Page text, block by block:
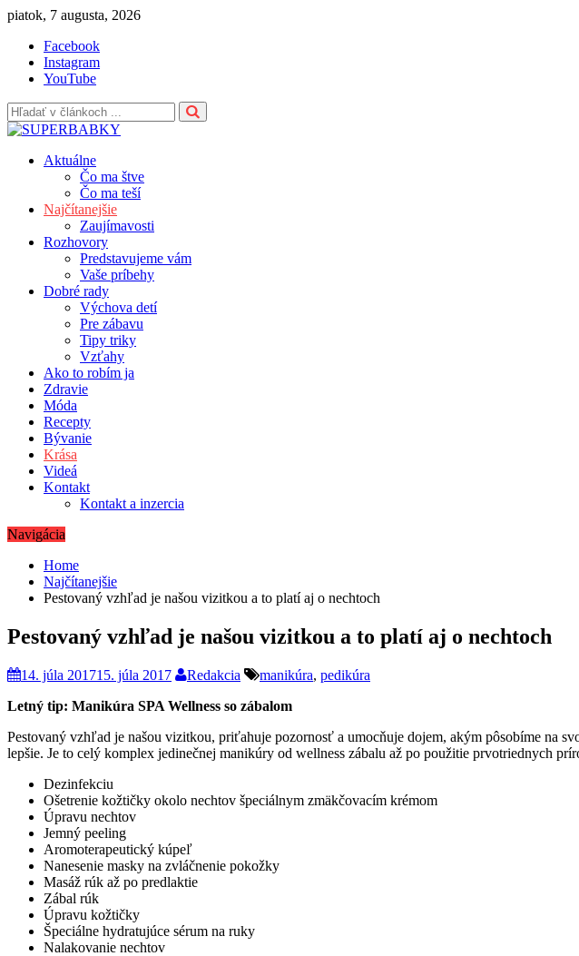
Skip
content
piatok, 7 augusta, 2026
Facebook
Instagram
YouTube
Aktuálne
Čo ma štve
Čo ma teší
Najčítanejšie
Zaujímavosti
Rozhovory
Predstavujeme vám
Vaše príbehy
Dobré rady
Výchova detí
Pre zábavu
Tipy triky
Vzťahy
Ako to robím ja
Zdravie
Móda
Recepty
Bývanie
Krása
Videá
Kontakt
Kontakt a inzercia
Navigácia
Home
Najčítanejšie
Pestovaný vzhľad je našou vizitkou a to platí aj o nechtoch
Pestovaný vzhľad je našou vizitkou a to platí aj o nechtoch
14. júla 201715. júla 2017 Redakcia manikúra, pedikúra
Letný tip: Manikúra SPA Wellness so zábalom
Pestovaný vzhľad je našou vizitkou, priťahuje pozornosť a umocňuje dojem, akým pôsobíme na
lepšie. Je to celý komplex jedinečnej manikúry od wellness zábalu až po použitie prvotriednych
Dezinfekciu
Ošetrenie kožtičky okolo nechtov špeciálnym zmäkčovacím krémom
Úpravu nechtov
Jemný peeling
Aromoterapeutický kúpeľ
Nanesenie masky na zvláčnenie pokožky
Masáž rúk až po predlaktie
Zábal rúk
Úpravu kožtičky
Špeciálne hydratujúce sérum na ruky
Nalakovanie nechtov